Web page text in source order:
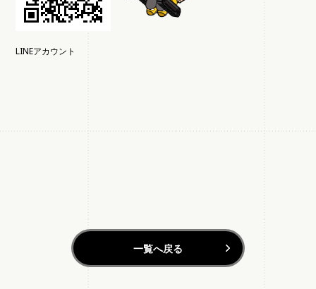
LINEアカウント
一覧へ戻る